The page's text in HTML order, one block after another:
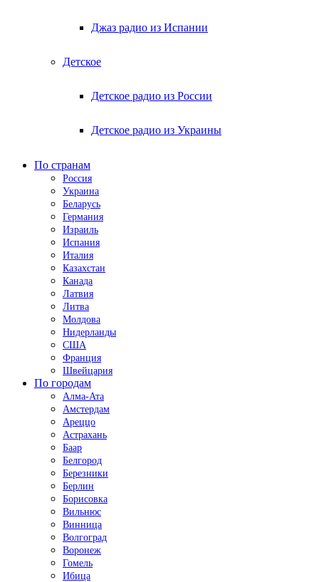
Джаз радио из Испании
Детское
Детское радио из России
Детское радио из Украины
По странам
Россия
Украина
Беларусь
Германия
Израиль
Испания
Италия
Казахстан
Канада
Латвия
Литва
Молдова
Нидерланды
США
Франция
Швейцария
По городам
Алма-Ата
Амстердам
Ареццо
Астрахань
Баар
Белгород
Березники
Берлин
Борисовка
Вильнюс
Винница
Волгоград
Воронеж
Гомель
Ибица